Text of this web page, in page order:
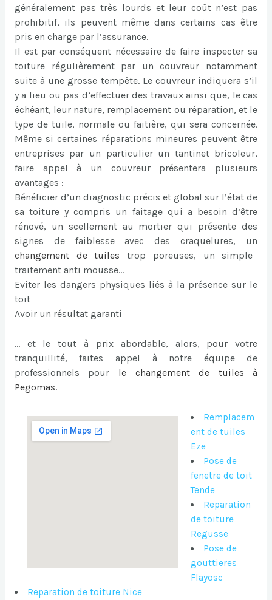
généralement pas très lourds et leur coût n’est pas
prohibitif, ils peuvent même dans certains cas être
pris en charge par l’assurance.
Il est par conséquent nécessaire de faire inspecter sa
toiture régulièrement par un couvreur notamment
suite à une grosse tempête. Le couvreur indiquera s’il
y a lieu ou pas d’effectuer des travaux ainsi que, le cas
échéant, leur nature, remplacement ou réparation, et le
type de tuile, normale ou faitière, qui sera concernée.
Même si certaines réparations mineures peuvent être
entreprises par un particulier un tantinet bricoleur,
faire appel à un couvreur présentera plusieurs
avantages :
Bénéficier d’un diagnostic précis et global sur l’état de
sa toiture y compris un faitage qui a besoin d’être
rénové, un scellement au mortier qui présente des
signes de faiblesse avec des craquelures, un
changement de tuiles trop poreuses, un simple
traitement anti mousse…
Eviter les dangers physiques liés à la présence sur le
toit
Avoir un résultat garanti
… et le tout à prix abordable, alors, pour votre
tranquillité, faites appel à notre équipe de
professionnels pour le changement de tuiles à
Pegomas.
Remplacem
ent de tuiles
Eze
Pose de
fenetre de toit
Tende
Reparation
de toiture
Regusse
Pose de
gouttieres
Flayosc
Reparation de toiture Nice